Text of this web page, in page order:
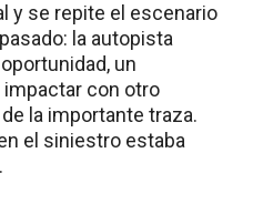
y se repite el escenario
la autopista
un
con otro
la importante traza.
el siniestro estaba